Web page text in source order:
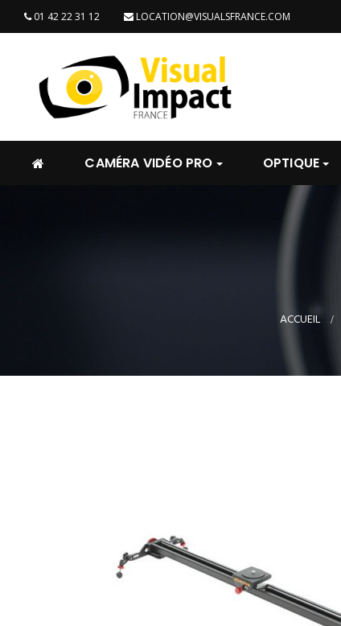
01 42 22 31 12 LOCATION@VISUALSFRANCE.COM
CAMÉRA VIDÉO PRO OPTIQUE
ACCUEIL >